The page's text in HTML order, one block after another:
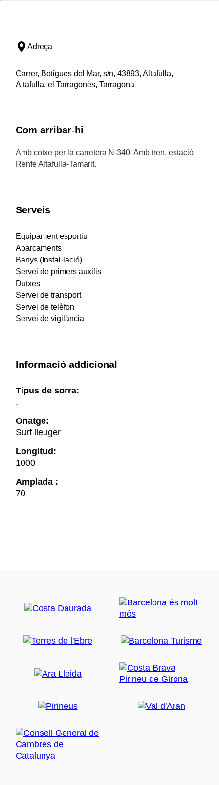
Adreça
Carrer, Botigues del Mar, s/n, 43893, Altafulla,
Altafulla, el Tarragonès, Tarragona
Com arribar-hi
Amb cotxe per la carretera N-340. Amb tren, estació
Renfe Altafulla-Tamarit.
Serveis
Equipament esportiu
Aparcaments
Banys (Instal·lació)
Servei de primers auxilis
Dutxes
Servei de transport
Servei de telèfon
Servei de vigilància
Informació addicional
Tipus de sorra:
,
Onatge:
Surf lleuger
Longitud:
1000
Amplada :
70